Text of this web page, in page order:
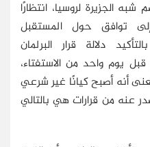
شبه الجزيرة لروسيا، انتظارًا
توافق حول المستقبل
دلالة قرار البرلمان
15 مارس/آذار، قبل يوم واحد من الاستفتاء،
أنه أصبح كيانًا غير شرعي
عنه من قرارات هي بالتالي